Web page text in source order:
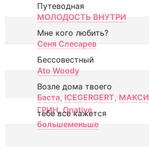
Путеводная
МОЛОДОСТЬ ВНУТРИ
Мне кого любить?
Сеня Слесарев
Бессовестный
Ato Woody
Возле дома твоего
Баста, ICEGERGERT, МАКСИ
ГРИН, Onative
тебе все кажется
большеменьше